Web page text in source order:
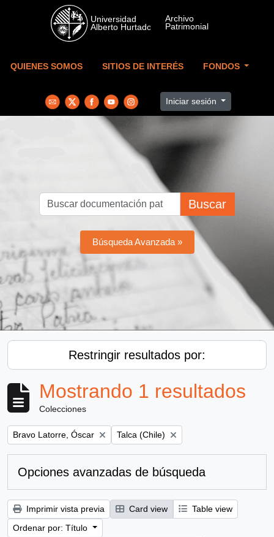
Skip to main content
QUIENES SOMOS SITIOS DE INTERÉS FONDOS
Iniciar sesión
Buscar
Búsqueda Avanzada »
Restringir resultados por:
Mostrando 1 resultados
Colecciones
Remove filter:
Bravo Latorre, Óscar Remove filter:
Talca (Chile)
Opciones avanzadas de búsqueda
Imprimir vista previa Card view
Table view
Ordenar por: Título